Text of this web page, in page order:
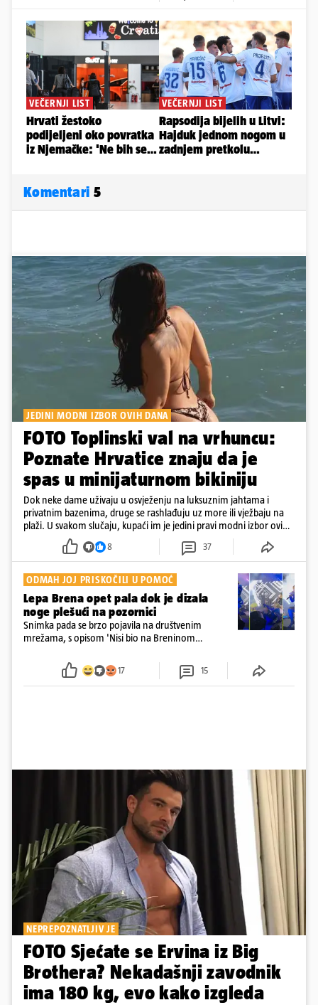
Komentari 5
JEDINI MODNI IZBOR OVIH DANA
FOTO Toplinski val na vrhuncu:
Poznate Hrvatice znaju da je
spas u minijaturnom bikiniju
Dok neke dame uživaju u osvježenju na luksuznim jahtama i
privatnim bazenima, druge se rashlađuju uz more ili vježbaju na
plaži. U svakom slučaju, kupaći im je jedini pravi modni izbor ovih
8 37
ODMAH JOJ PRISKOČILI U POMOĆ
Lepa Brena opet pala dok je dizala
noge plešući na pozornici
Snimka pada se brzo pojavila na društvenim
mrežama, s opisom 'Nisi bio na Breninom
Srećom, pjevačica se nije ozlijedila nego je s
osmijehom nastavila pjevati
17 15
NEPREPOZNATLJIV JE
FOTO Sjećate se Ervina iz Big
Brothera? Nekadašnji zavodnik
ima 180 kg, evo kako izgleda